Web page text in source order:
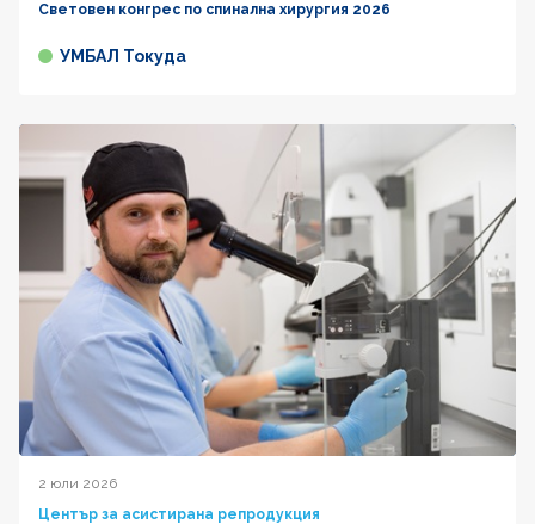
Световен конгрес по спинална хирургия 2026
УМБАЛ Токуда
2 юли 2026
Център за асистирана репродукция